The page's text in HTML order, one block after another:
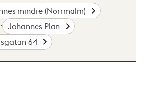
mindre (Norrmalm)
Johannes Plan
64